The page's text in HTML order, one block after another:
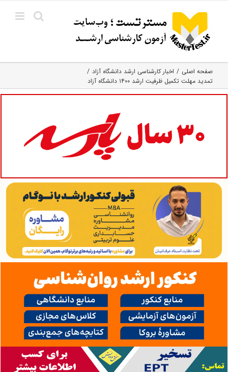
content
صفحه اصلی
اخبار کارشناسی ارشد دانشگاه آزاد
تمدید مهلت تکمیل ظرفیت ارشد ۱۴۰۰ دانشگاه آزاد